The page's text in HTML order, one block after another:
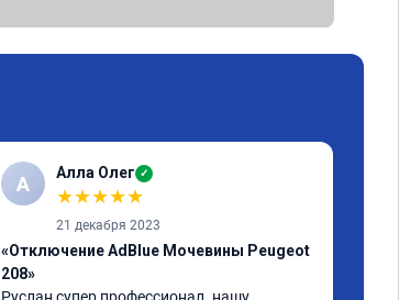
А Алла Олег ✓
★★★★★
21 декабря 2023
«Отключение AdBlue Мочевины Peugeot
208»